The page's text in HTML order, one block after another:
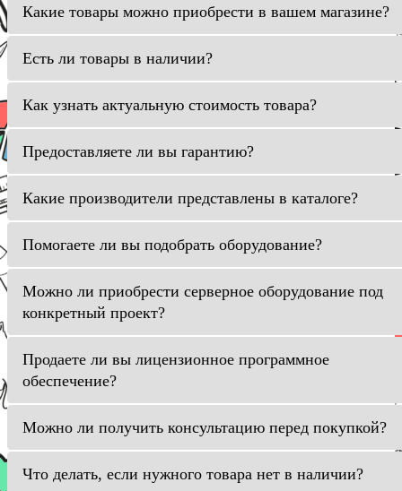
Какие товары можно приобрести в вашем магазине?
Есть ли товары в наличии?
Как узнать актуальную стоимость товара?
Предоставляете ли вы гарантию?
Какие производители представлены в каталоге?
Помогаете ли вы подобрать оборудование?
Можно ли приобрести серверное оборудование под
конкретный проект?
Продаете ли вы лицензионное программное
обеспечение?
Можно ли получить консультацию перед покупкой?
Что делать, если нужного товара нет в наличии?